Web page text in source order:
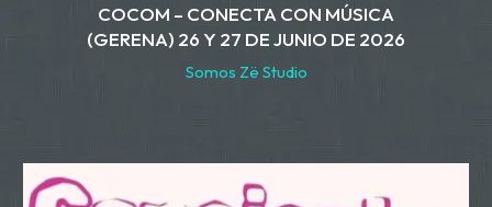
COCOM – CONECTA CON MÚSICA
(GERENA) 26 Y 27 DE JUNIO DE 2026
Somos Zë Studio